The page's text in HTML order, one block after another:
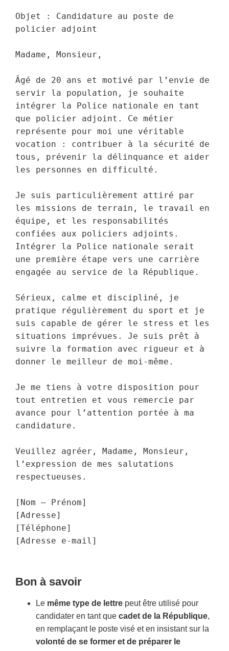
Objet : Candidature au poste de
policier adjoint
Madame, Monsieur,
Âgé de 20 ans et motivé par l’envie de
servir la population, je souhaite
intégrer la Police nationale en tant
que policier adjoint. Ce métier
représente pour moi une véritable
vocation : contribuer à la sécurité de
tous, prévenir la délinquance et aider
les personnes en difficulté.
Je suis particulièrement attiré par
les missions de terrain, le travail en
équipe, et les responsabilités
confiées aux policiers adjoints.
Intégrer la Police nationale serait
une première étape vers une carrière
engagée au service de la République.
Sérieux, calme et discipliné, je
pratique régulièrement du sport et je
suis capable de gérer le stress et les
situations imprévues. Je suis prêt à
suivre la formation avec rigueur et à
donner le meilleur de moi-même.
Je me tiens à votre disposition pour
tout entretien et vous remercie par
avance pour l’attention portée à ma
candidature.
Veuillez agréer, Madame, Monsieur,
l’expression de mes salutations
respectueuses.
[Nom – Prénom]
[Adresse]
[Téléphone]
Bon à savoir
Le même type de lettre peut être utilisé pour
candidater en tant que cadet de la République,
en remplaçant le poste visé et en insistant sur la
volonté de se former et de préparer le